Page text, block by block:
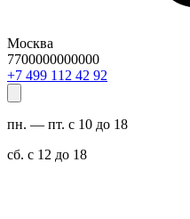
Москва
7700000000000
29 24 211 994 7+
пн. — пт. с 10 до 18
сб. с 12 до 18